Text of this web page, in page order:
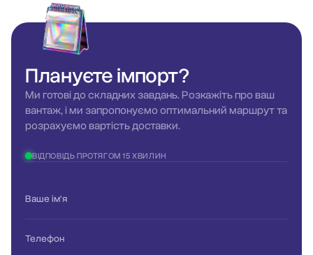
Плануєтеімпорт?
Ми готові до складних завдань. Розкажіть про ваш
вантаж, і ми запропонуємо оптимальний маршрут та
розрахуємо вартість доставки.
ВІДПОВІДЬ ПРОТЯГОМ 15 ХВИЛИН
Ваше ім'я
Телефон